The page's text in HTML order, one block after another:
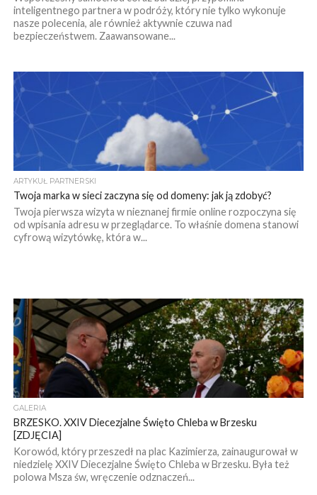
inteligentnego partnera w podróży, który nie tylko wykonuje
nasze polecenia, ale również aktywnie czuwa nad
bezpieczeństwem. Zaawansowane...
ARTYKUŁ PARTNERSKI
Twoja marka w sieci zaczyna się od domeny: jak ją zdobyć?
Twoja pierwsza wizyta w nieznanej firmie online rozpoczyna się
od wpisania adresu w przeglądarce. To właśnie domena stanowi
cyfrową wizytówkę, która w...
GALERIA
BRZESKO. XXIV Diecezjalne Święto Chleba w Brzesku
[ZDJĘCIA]
Korowód, który przeszedł na plac Kazimierza, zainaugurował w
niedzielę XXIV Diecezjalne Święto Chleba w Brzesku. Była też
polowa Msza św, wręczenie odznaczeń...